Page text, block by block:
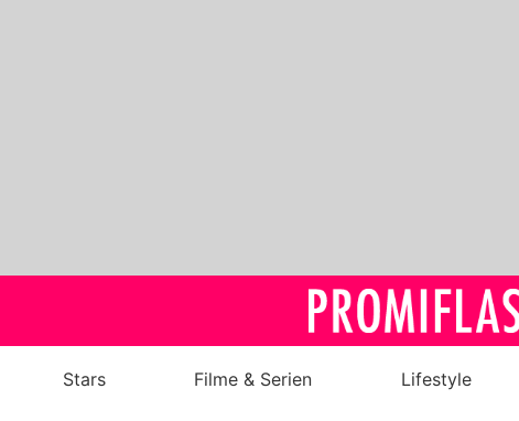
Stars Filme & Serien Lifestyle